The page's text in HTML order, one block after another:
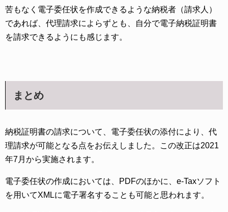
苦もなく電子委任状を作成できるような納税者（請求人）
であれば、代理請求によらずとも、自分で電子納税証明書
を請求できるようにも感じます。
まとめ
納税証明書の請求について、電子委任状の添付により、代
理請求が可能となる点をお伝えしました。この改正は2021
年7月から実施されます。
電子委任状の作成においては、PDFのほかに、e-Taxソフト
を用いてXMLに電子署名することも可能と思われます。